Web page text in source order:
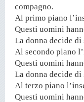
compagno.
Al primo piano
Questi uomini
La donna decide di
Al secondo piano
Questi uomini
La donna decide di
Al terzo piano
Questi uomini